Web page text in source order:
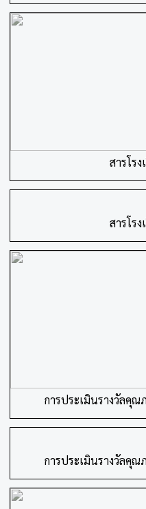
สารโร
สารโร
การประเมินรางวัลคุณ
การประเมินรางวัลคุณ